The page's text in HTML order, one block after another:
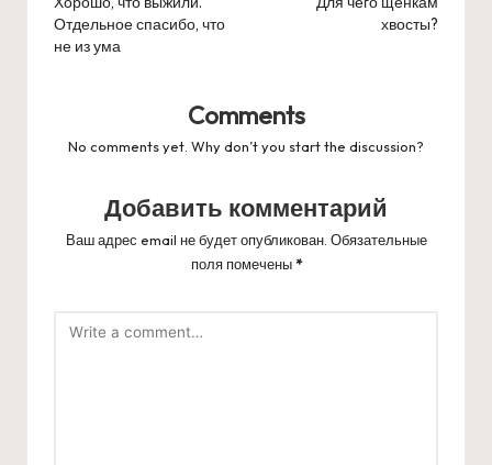
Отдельное спасибо, что
не из ума
хвосты?
Comments
No comments yet. Why don’t you start the discussion?
Добавить комментарий
Ваш адрес email не будет опубликован. Обязательные
поля помечены*